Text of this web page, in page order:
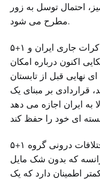
احتمال توسل به زور
مطرح می شود.
وی در این مقاله در مورد مذاکرات جاری ایران و ۱+۵
اکنون درباره امکان
نهایی قبل از تابستان
قراردادی بر مبنای یک
به ایران اجازه می دهد
دوبوویتز در این مقاله به اختلافات درونی گروه ۱+۵
که بدون شک مایل
اطمینان دارد که یک